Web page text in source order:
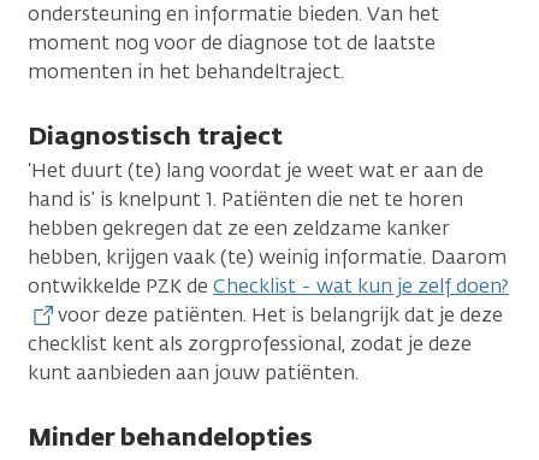
ondersteuning en informatie bieden. Van het
moment nog voor de diagnose tot de laatste
momenten in het behandeltraject.
Diagnostisch traject
‘Het duurt (te) lang voordat je weet wat er aan de
hand is’ is knelpunt 1. Patiënten die net te horen
hebben gekregen dat ze een zeldzame kanker
hebben, krijgen vaak (te) weinig informatie. Daarom
ontwikkelde PZK de Checklist - wat kun je zelf doen?
voor deze patiënten. Het is belangrijk dat je deze
checklist kent als zorgprofessional, zodat je deze
kunt aanbieden aan jouw patiënten.
Minder behandelopties